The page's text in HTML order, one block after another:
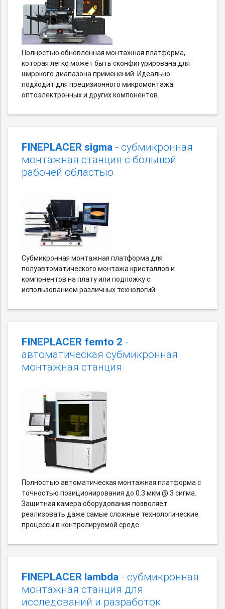
Полностью обновленная монтажная платформа,
которая легко может быть сконфигурирована для
широкого диапазона применений. Идеально
подходит для прецизионного микромонтажа
оптоэлектронных и других компонентов.
FINEPLACER sigma - субмикронная
монтажная станция с большой
рабочей областью
Субмикронная монтажная платформа для
полуавтоматического монтажа кристаллов и
компонентов на плату или подложку с
использованием различных технологий.
FINEPLACER femto 2 -
автоматическая субмикронная
монтажная станция
Полностью автоматическая монтажная платформа с
точностью позиционирования до 0.3 мкм @ 3 сигма.
Защитная камера оборудования позволяет
реализовать даже самые сложные технологические
процессы в контролируемой среде.
FINEPLACER lambda - субмикронная
монтажная станция для
исследований и разработок